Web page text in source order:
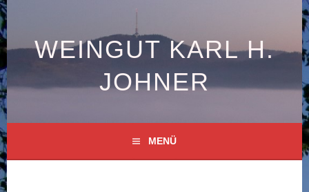
Springe
zum
Inhalt WEINGUT KARL H.
JOHNER
MENÜ